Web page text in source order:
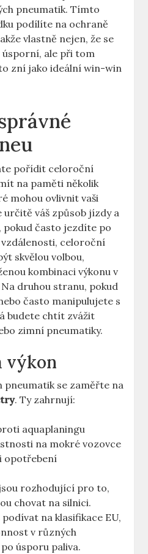
pneumatik. Tímto
podílíte na ochraně
vlastně nejen, že se
ale při tom
zní jako ideální win-win
pořídit celoroční
na paměti několik
mohou ovlivnit vaši
určitě váš způsob jízdy a
pokud často jezdíte po
celoroční
skvělou volbou,
kombinaci výkonu v
druhou stranu, pokud
často manipulujete s
budete chtít zvážit
zimní pneumatiky.
výkon
pneumatik se zaměřte na
. Ty zahrnují:
aquaplaningu
na mokré vozovce
opotřebení
rozhodující pro to,
chovat na silnici.
na klasifikace EU,
v různých
úsporu paliva.